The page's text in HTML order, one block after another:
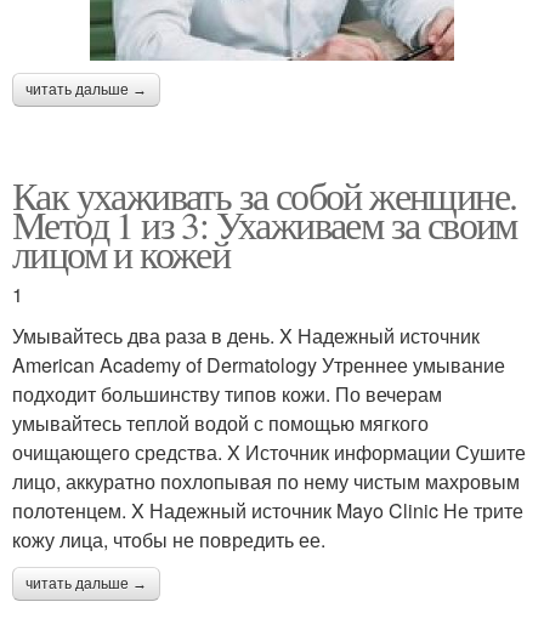
читать дальше →
Как ухаживать за собой женщине.
Метод 1 из 3: Ухаживаем за своим
лицом и кожей
1
Умывайтесь два раза в день. X Надежный источник
American Academy of Dermatology Утреннее умывание
подходит большинству типов кожи. По вечерам
умывайтесь теплой водой с помощью мягкого
очищающего средства. X Источник информации Сушите
лицо, аккуратно похлопывая по нему чистым махровым
полотенцем. X Надежный источник Mayo Clinic Не трите
кожу лица, чтобы не повредить ее.
читать дальше →